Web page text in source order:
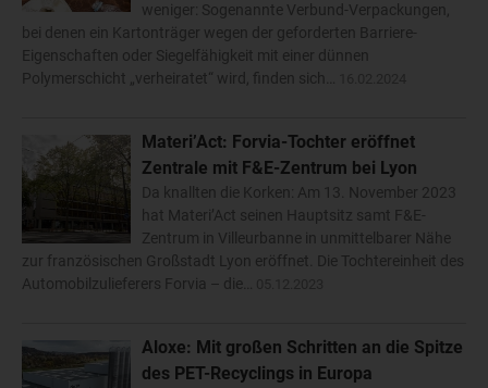
weniger: Sogenannte Verbund-Verpackungen,
bei denen ein Kartonträger wegen der geforderten Barriere-
Eigenschaften oder Siegelfähigkeit mit einer dünnen
Polymerschicht „verheiratet“ wird, finden sich…
Materi’Act: Forvia-Tochter eröffnet
Zentrale mit F&E-Zentrum bei Lyon
Da knallten die Korken: Am 13. November 2023
hat Materi’Act seinen Hauptsitz samt F&E-
Zentrum in Villeurbanne in unmittelbarer Nähe
zur französischen Großstadt Lyon eröffnet. Die Tochtereinheit des
Automobilzulieferers Forvia – die…
Aloxe: Mit großen Schritten an die Spitze
des PET-Recyclings in Europa